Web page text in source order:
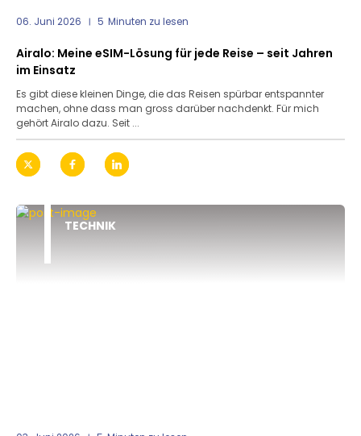
06. Juni 2026 5 Minuten zu lesen
Airalo: Meine eSIM-Lösung für jede Reise – seit Jahren
im Einsatz
Es gibt diese kleinen Dinge, die das Reisen spürbar entspannter
machen, ohne dass man gross darüber nachdenkt. Für mich
gehört Airalo dazu. Seit ...
TECHNIK